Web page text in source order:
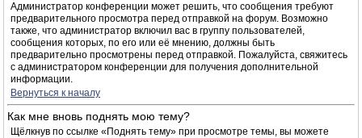
Администратор конференции может решить, что сообщения требуют
предварительного просмотра перед отправкой на форум. Возможно
также, что администратор включил вас в группу пользователей,
сообщения которых, по его или её мнению, должны быть
предварительно просмотрены перед отправкой. Пожалуйста, свяжитесь
с администратором конференции для получения дополнительной
информации.
Вернуться к началу
Как мне вновь поднять мою тему?
Щёлкнув по ссылке «Поднять тему» при просмотре темы, вы можете